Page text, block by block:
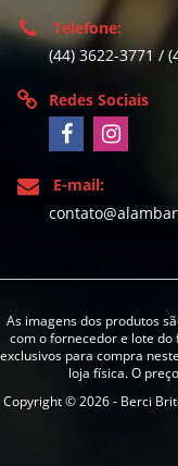
Telefone:
(44) 3622-3771 /
Redes Sociais
E-mail:
As imagens dos produtos
com o fornecedor e lote do
exclusivos para compra
loja física. O
Copyright © 2026 - Berci